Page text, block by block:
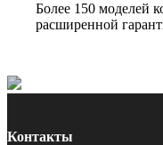
Более 150 моделей
расширенной
Контакты